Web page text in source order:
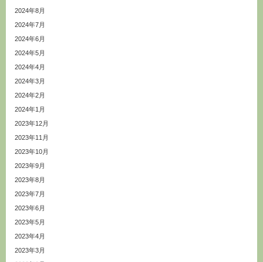
2024年8月
2024年7月
2024年6月
2024年5月
2024年4月
2024年3月
2024年2月
2024年1月
2023年12月
2023年11月
2023年10月
2023年9月
2023年8月
2023年7月
2023年6月
2023年5月
2023年4月
2023年3月